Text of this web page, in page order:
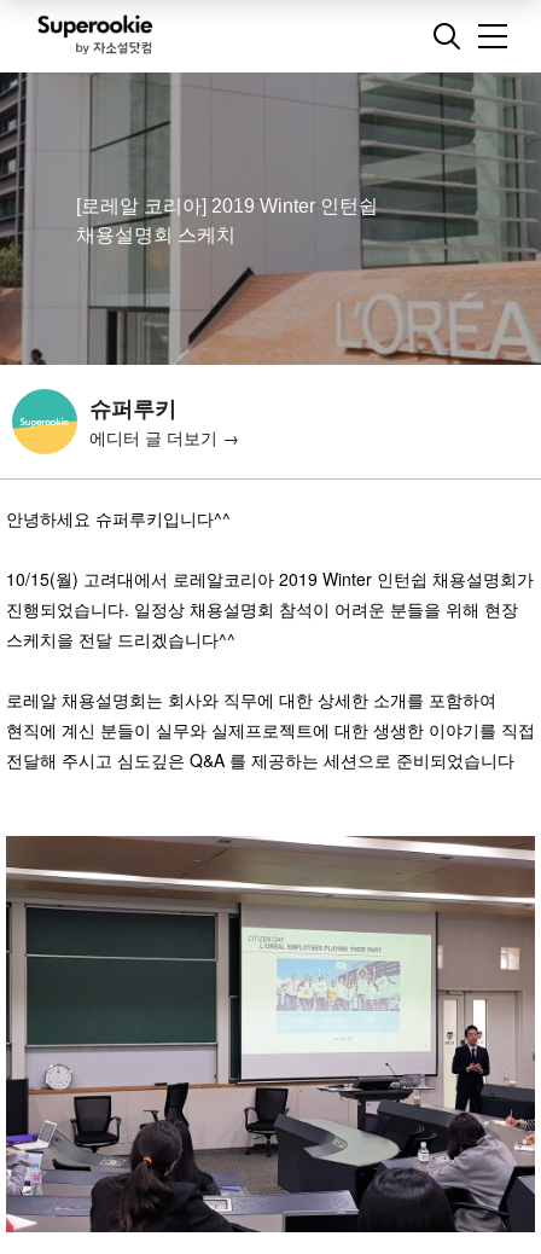
[로레알 코리아] 2019 Winter 인턴쉽
채용설명회 스케치
슈퍼루키
에디터 글 더보기 →
안녕하세요 슈퍼루키입니다^^
10/15(월) 고려대에서 로레알코리아 2019 Winter 인턴쉽 채용설명회가
진행되었습니다. 일정상 채용설명회 참석이 어려운 분들을 위해 현장
스케치을 전달 드리겠습니다^^
로레알 채용설명회는 회사와 직무에 대한 상세한 소개를 포함하여
현직에 계신 분들이 실무와 실제프로젝트에 대한 생생한 이야기를 직접
전달해 주시고 심도깊은 Q&A 를 제공하는 세션으로 준비되었습니다